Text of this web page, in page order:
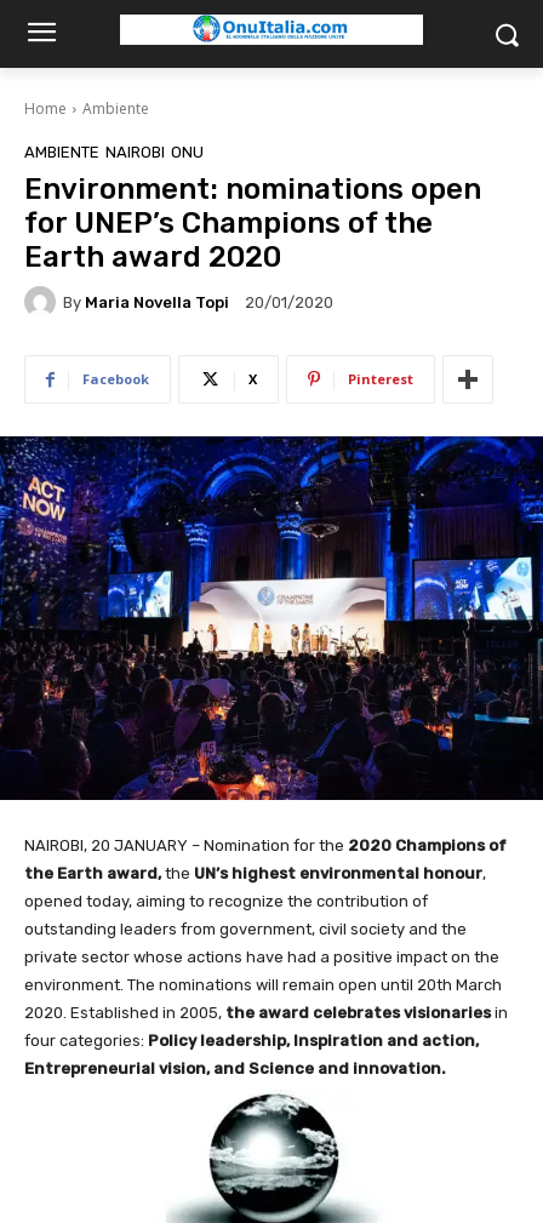
Home Ambiente
AMBIENTE NAIROBI ONU
Environment: nominations open
for UNEP’s Champions of the
Earth award 2020
By Maria Novella Topi 20/01/2020
Facebook X Pinterest
NAIROBI, 20 JANUARY – Nomination for the 2020 Champions of
the Earth award,the UN’s highest environmental honour,
opened today, aiming to recognize the contribution of
outstanding leaders from government, civil society and the
private sector whose actions have had a positive impact on the
environment. The nominations will remain open until 20th March
2020. Established in 2005, the award celebrates visionariesin
four categories: Policy leadership, Inspiration and action,
Entrepreneurial vision, and Science and innovation.